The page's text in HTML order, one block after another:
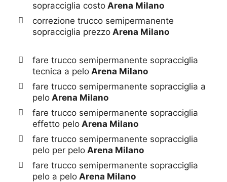
sopracciglia costo Arena Milano
correzione trucco semipermanente
sopracciglia prezzo Arena Milano
fare trucco semipermanente sopracciglia
tecnica a pelo Arena Milano
fare trucco semipermanente sopracciglia a
pelo Arena Milano
fare trucco semipermanente sopracciglia
effetto pelo Arena Milano
fare trucco semipermanente sopracciglia
pelo per pelo Arena Milano
fare trucco semipermanente sopracciglia
pelo a pelo Arena Milano